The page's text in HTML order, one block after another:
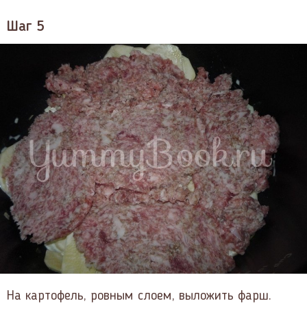
Шаг 5
На картофель, ровным слоем, выложить фарш.